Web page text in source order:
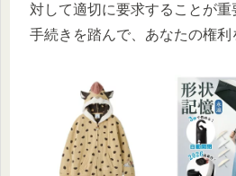
対して適切に要求することが重
手続きを踏んで、あなたの権利